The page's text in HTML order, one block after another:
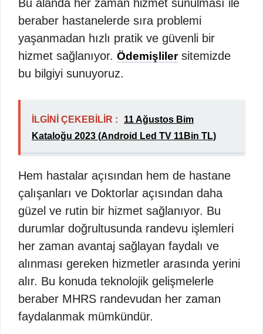
Bu alanda her zaman hizmet sunulması ile
beraber hastanelerde sıra problemi
yaşanmadan hızlı pratik ve güvenli bir
hizmet sağlanıyor. Ödemişlilersitemizde
bu bilgiyi sunuyoruz.
İLGİNİ ÇEKEBİLİR :
11 Ağustos Bim
Kataloğu 2023 (Android Led TV 11Bin TL)
Hem hastalar açısından hem de hastane
çalışanları ve Doktorlar açısından daha
güzel ve rutin bir hizmet sağlanıyor. Bu
durumlar doğrultusunda randevu işlemleri
her zaman avantaj sağlayan faydalı ve
alınması gereken hizmetler arasında yerini
alır. Bu konuda teknolojik gelişmelerle
beraber MHRS randevudan her zaman
faydalanmak mümkündür.